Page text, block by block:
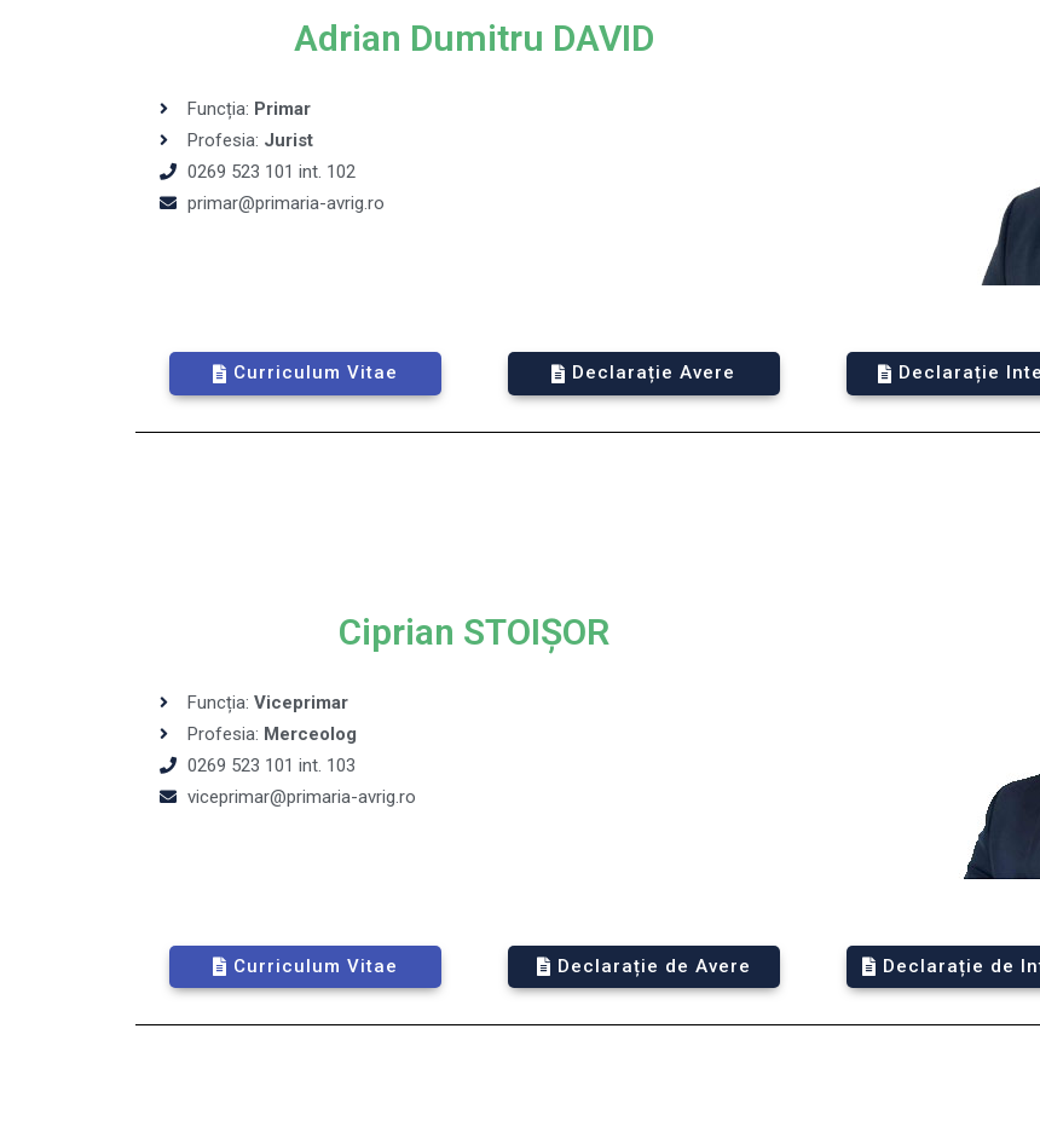
Adrian Dumitru DAVID
Funcția: Primar
Profesia: Jurist
0269 523 101 int. 102
primar@primaria-avrig.ro
Curriculum Vitae Declarație Avere Declarație
Ciprian STOIȘOR
Funcția: Viceprimar
Profesia: Merceolog
0269 523 101 int. 103
viceprimar@primaria-avrig.ro
Curriculum Vitae Declarație de Avere Declarație de